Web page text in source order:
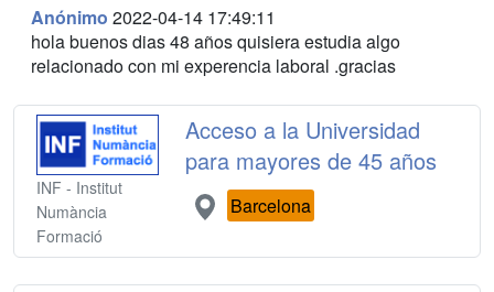
Anónimo 2022-04-14 17:49:11
hola buenos dias 48 años quisiera estudia algo
relacionado con mi experencia laboral .gracias
INF - Institut
Numància
Formació
Acceso a la Universidad
para mayores de 45 años
Barcelona